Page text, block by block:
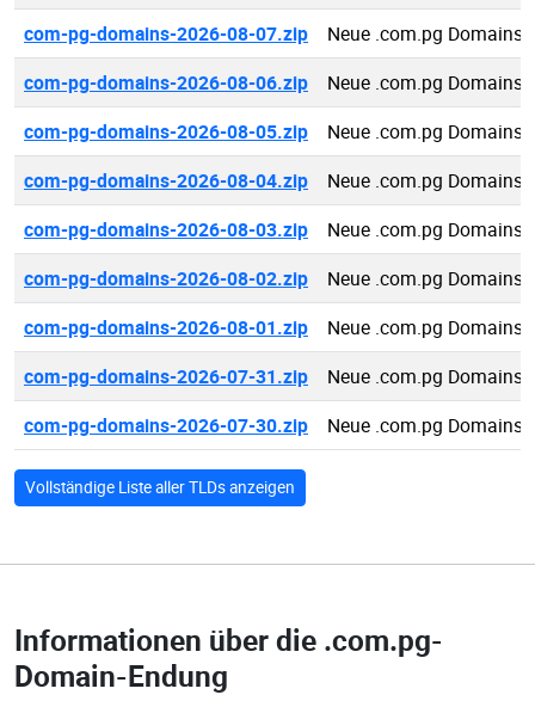
com-pg-domains-2026-08-07.zip
Neue .com.pg Domains
com-pg-domains-2026-08-06.zip
Neue .com.pg Domains
com-pg-domains-2026-08-05.zip
Neue .com.pg Domains
com-pg-domains-2026-08-04.zip
Neue .com.pg Domains
com-pg-domains-2026-08-03.zip
Neue .com.pg Domains
com-pg-domains-2026-08-02.zip
Neue .com.pg Domains
com-pg-domains-2026-08-01.zip
Neue .com.pg Domains
com-pg-domains-2026-07-31.zip
Neue .com.pg Domains
com-pg-domains-2026-07-30.zip
Neue .com.pg Domains
Vollständige Liste aller TLDs anzeigen
Informationen über die .com.pg-
Domain-Endung